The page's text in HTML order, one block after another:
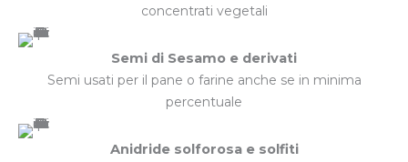
concentrati vegetali
Semi di Sesamo e derivati
Semi usati per il pane o farine anche se in minima
percentuale
Anidride solforosa e solfiti